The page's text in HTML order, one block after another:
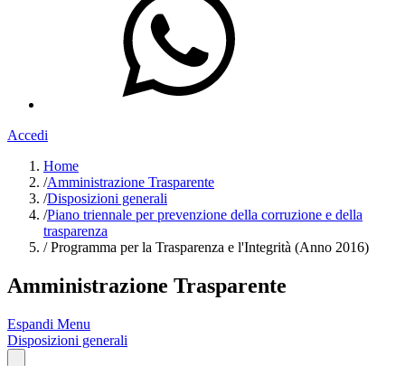
Accedi
Home
/Amministrazione Trasparente
/Disposizioni generali
/Piano triennale per prevenzione della corruzione e della
trasparenza
/Programma per la Trasparenza e l'Integrità (Anno 2016)
Amministrazione Trasparente
Espandi Menu
Disposizioni generali